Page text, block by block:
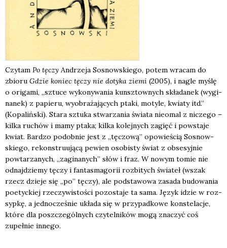
Czy­tam Po tęczy Andrze­ja Sosnow­skie­go, potem wra­cam do
zbio­ru Gdzie koniec tęczy nie doty­ka zie­mi (2005), i nagle myślę
o ori­ga­mi, „sztu­ce wyko­ny­wa­nia kunsz­tow­nych skła­da­nek (wygi­
na­nek) z papie­ru, wyobra­ża­ją­cych pta­ki, moty­le, kwia­ty itd.”
(Kopa­liń­ski). Sta­ra sztu­ka stwa­rza­nia świa­ta nie­omal z nicze­go –
kil­ka ruchów i mamy pta­ka; kil­ka kolej­nych zagięć i powsta­je
kwiat. Bar­dzo podob­nie jest z „tęczo­wą” opo­wie­ścią Sosnow­
skie­go, rekon­stru­ują­cą pewien oso­bi­sty świat z obse­syj­nie
powta­rza­nych, „zagi­na­nych” słów i fraz. W nowym tomie nie
odnaj­dzie­my tęczy i fan­ta­sma­go­rii roz­bi­tych świa­teł (wszak
rzecz dzie­je się „po” tęczy), ale pod­sta­wo­wa zasa­da budo­wa­nia
poetyc­kiej rze­czy­wi­sto­ści pozo­sta­je ta sama. Język idzie w roz­
syp­kę, a jed­no­cze­śnie ukła­da się w przy­pad­ko­we kon­ste­la­cje,
któ­re dla poszcze­gól­nych czy­tel­ni­ków mogą zna­czyć coś
zupeł­nie inne­go.